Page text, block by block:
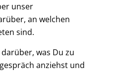
unser
an welchen
sind.
was Du zu
anziehst und